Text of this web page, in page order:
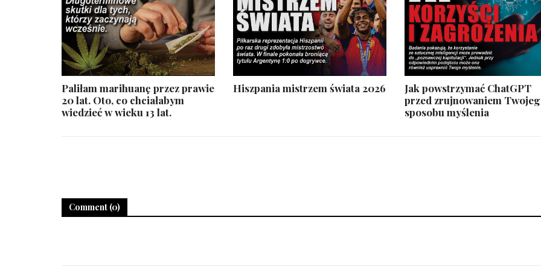
Paliłam marihuanę przez prawie
20 lat. Oto, co chciałabym
wiedzieć w wieku 13 lat.
Hiszpania mistrzem świata 2026
Jak powstrzymać ChatGPT
przed zrujnowaniem
sposobu myślenia
Comment (0)